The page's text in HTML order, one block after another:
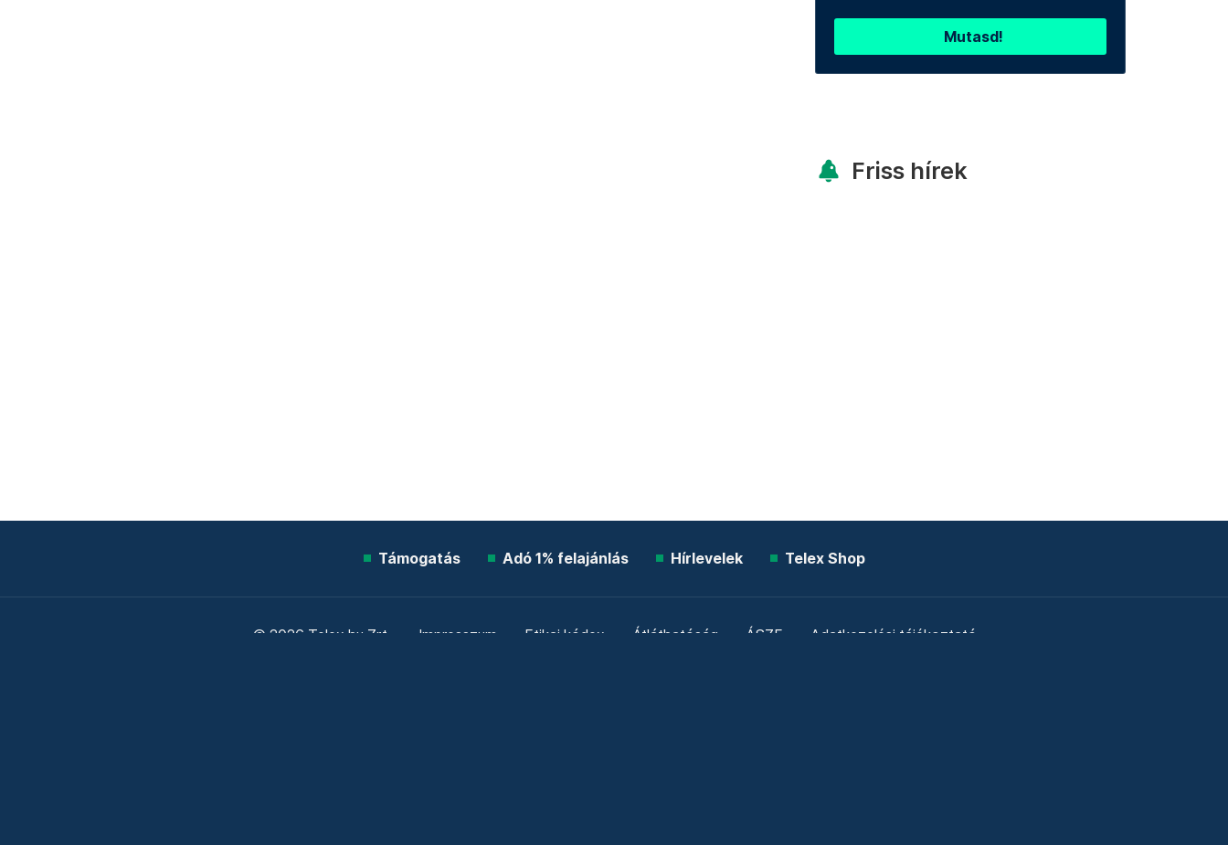
Mutasd!
Friss hírek
Támogatás Adó 1% felajánlás Hírlevelek Telex Shop
© 2026 Telex.hu Zrt. Impresszum Etikai kódex Átláthatóság ÁSZF Adatkezelési tájékoztató